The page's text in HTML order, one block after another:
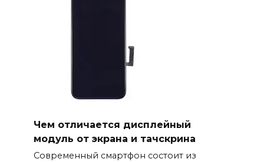
Чем отличается дисплейный
модуль от экрана и тачскрина
Современный смартфон состоит из